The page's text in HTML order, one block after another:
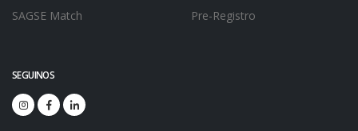
SAGSE Match
Pre-Registro
SEGUINOS